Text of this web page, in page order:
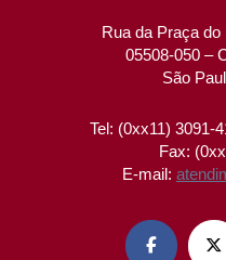
Rua da Praça
05508-050 –
São
Tel: (0xx11) 3091-
Fax:
E-mail:
 